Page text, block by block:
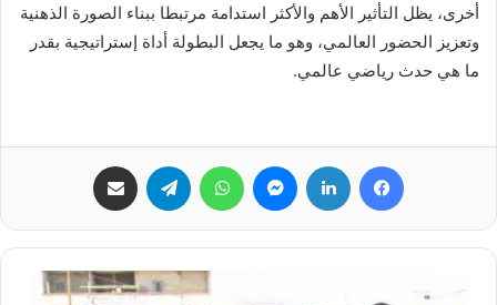
أخرى، يظل التأثير الأهم والأكثر استدامة مرتبطا ببناء الصورة الذهنية
وتعزيز الحضور العالمي، وهو ما يجعل البطولة أداة إستراتيجية بقدر
ما هي حدث رياضي عالمي.
فيسبوك لينكدإن ماسنجر واتساب تيلقرام